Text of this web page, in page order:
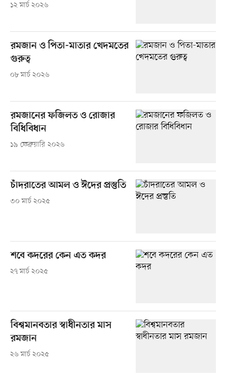
১২ মার্চ ২০২৬
রমজান ও পিতা-মাতার খেদমতের
গুরুত্ব
০৮ মার্চ ২০২৬
রমজানের ফজিলত ও রোজার
বিধিবিধান
১৯ ফেব্রুয়ারি ২০২৬
চাঁদরাতের আমল ও ঈদের প্রস্তুতি
৩০ মার্চ ২০২৫
শবে কদরের কেন এত কদর
২৭ মার্চ ২০২৫
বিশ্বমানবতার স্বাধীনতার মাস
রমজান
২৬ মার্চ ২০২৫